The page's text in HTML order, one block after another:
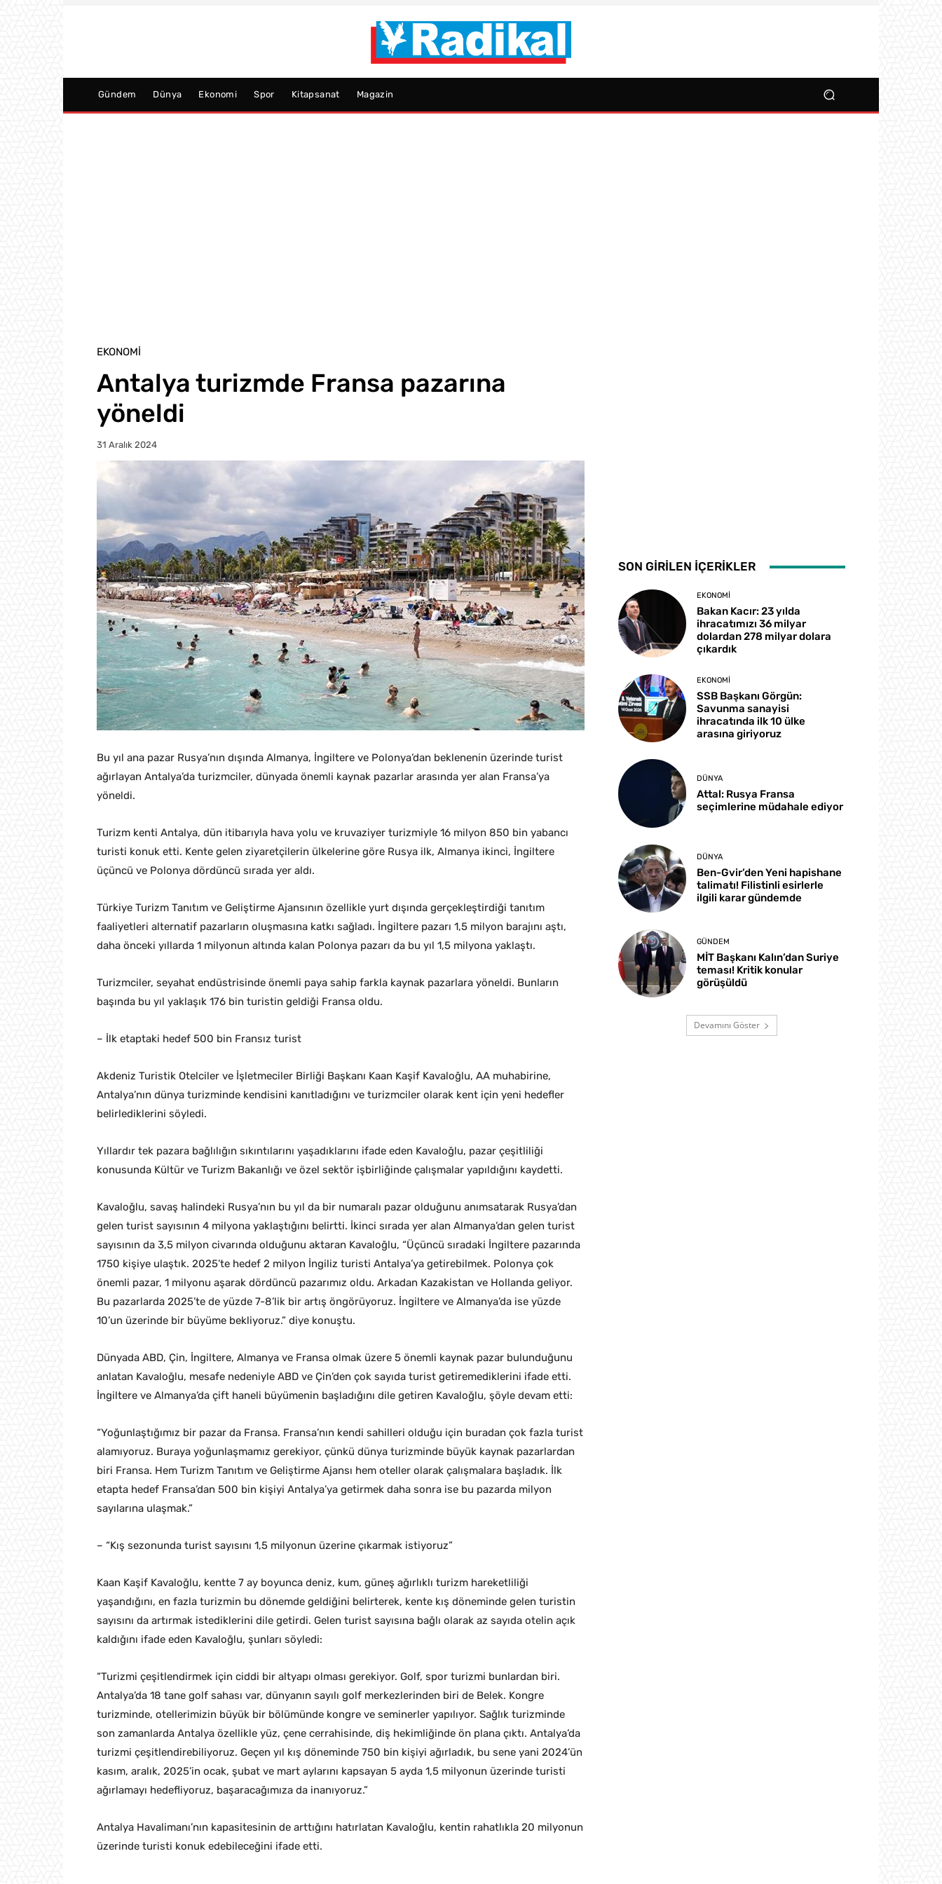
Gündem Dünya Ekonomi Spor Kitapsanat Magazin
EKONOMI
Antalya turizmde Fransa pazarına
yöneldi
31 Aralık 2024
Bu yıl ana pazar Rusya’nın dışında Almanya, İngiltere ve Polonya’dan beklenenin üzerinde turist
ağırlayan Antalya’da turizmciler, dünyada önemli kaynak pazarlar arasında yer alan Fransa’ya
yöneldi.
Turizm kenti Antalya, dün itibarıyla hava yolu ve kruvaziyer turizmiyle 16 milyon 850 bin yabancı
turisti konuk etti. Kente gelen ziyaretçilerin ülkelerine göre Rusya ilk, Almanya ikinci, İngiltere
üçüncü ve Polonya dördüncü sırada yer aldı.
Türkiye Turizm Tanıtım ve Geliştirme Ajansının özellikle yurt dışında gerçekleştirdiği tanıtım
faaliyetleri alternatif pazarların oluşmasına katkı sağladı. İngiltere pazarı 1,5 milyon barajını aştı,
daha önceki yıllarda 1 milyonun altında kalan Polonya pazarı da bu yıl 1,5 milyona yaklaştı.
Turizmciler, seyahat endüstrisinde önemli paya sahip farkla kaynak pazarlara yöneldi. Bunların
başında bu yıl yaklaşık 176 bin turistin geldiği Fransa oldu.
– İlk etaptaki hedef 500 bin Fransız turist
Akdeniz Turistik Otelciler ve İşletmeciler Birliği Başkanı Kaan Kaşif Kavaloğlu, AA muhabirine,
Antalya’nın dünya turizminde kendisini kanıtladığını ve turizmciler olarak kent için yeni hedefler
belirlediklerini söyledi.
Yıllardır tek pazara bağlılığın sıkıntılarını yaşadıklarını ifade eden Kavaloğlu, pazar çeşitliliği
konusunda Kültür ve Turizm Bakanlığı ve özel sektör işbirliğinde çalışmalar yapıldığını kaydetti.
Kavaloğlu, savaş halindeki Rusya’nın bu yıl da bir numaralı pazar olduğunu anımsatarak Rusya’dan
gelen turist sayısının 4 milyona yaklaştığını belirtti. İkinci sırada yer alan Almanya’dan gelen turist
sayısının da 3,5 milyon civarında olduğunu aktaran Kavaloğlu, “Üçüncü sıradaki İngiltere pazarında
1750 kişiye ulaştık. 2025’te hedef 2 milyon İngiliz turisti Antalya’ya getirebilmek. Polonya çok
önemli pazar, 1 milyonu aşarak dördüncü pazarımız oldu. Arkadan Kazakistan ve Hollanda geliyor.
Bu pazarlarda 2025’te de yüzde 7-8’lik bir artış öngörüyoruz. İngiltere ve Almanya’da ise yüzde
10’un üzerinde bir büyüme bekliyoruz.” diye konuştu.
Dünyada ABD, Çin, İngiltere, Almanya ve Fransa olmak üzere 5 önemli kaynak pazar bulunduğunu
anlatan Kavaloğlu, mesafe nedeniyle ABD ve Çin’den çok sayıda turist getiremediklerini ifade etti.
İngiltere ve Almanya’da çift haneli büyümenin başladığını dile getiren Kavaloğlu, şöyle devam etti:
“Yoğunlaştığımız bir pazar da Fransa. Fransa’nın kendi sahilleri olduğu için buradan çok fazla turist
alamıyoruz. Buraya yoğunlaşmamız gerekiyor, çünkü dünya turizminde büyük kaynak pazarlardan
biri Fransa. Hem Turizm Tanıtım ve Geliştirme Ajansı hem oteller olarak çalışmalara başladık. İlk
etapta hedef Fransa’dan 500 bin kişiyi Antalya’ya getirmek daha sonra ise bu pazarda milyon
sayılarına ulaşmak.”
– “Kış sezonunda turist sayısını 1,5 milyonun üzerine çıkarmak istiyoruz”
Kaan Kaşif Kavaloğlu, kentte 7 ay boyunca deniz, kum, güneş ağırlıklı turizm hareketliliği
yaşandığını, en fazla turizmin bu dönemde geldiğini belirterek, kente kış döneminde gelen turistin
sayısını da artırmak istediklerini dile getirdi. Gelen turist sayısına bağlı olarak az sayıda otelin açık
kaldığını ifade eden Kavaloğlu, şunları söyledi:
“Turizmi çeşitlendirmek için ciddi bir altyapı olması gerekiyor. Golf, spor turizmi bunlardan biri.
Antalya’da 18 tane golf sahası var, dünyanın sayılı golf merkezlerinden biri de Belek. Kongre
turizminde, otellerimizin büyük bir bölümünde kongre ve seminerler yapılıyor. Sağlık turizminde
son zamanlarda Antalya özellikle yüz, çene cerrahisinde, diş hekimliğinde ön plana çıktı. Antalya’da
turizmi çeşitlendirebiliyoruz. Geçen yıl kış döneminde 750 bin kişiyi ağırladık, bu sene yani 2024’ün
kasım, aralık, 2025’in ocak, şubat ve mart aylarını kapsayan 5 ayda 1,5 milyonun üzerinde turisti
ağırlamayı hedefliyoruz, başaracağımıza da inanıyoruz.”
Antalya Havalimanı’nın kapasitesinin de arttığını hatırlatan Kavaloğlu, kentin rahatlıkla 20 milyonun
üzerinde turisti konuk edebileceğini ifade etti.
SON GİRİLEN İÇERİKLER
EKONOMI
Bakan Kacır: 23 yılda
ihracatımızı 36 milyar
dolardan 278 milyar dolara
çıkardık
EKONOMI
SSB Başkanı Görgün:
Savunma sanayisi
ihracatında ilk 10 ülke
arasına giriyoruz
DÜNYA
Attal: Rusya Fransa
seçimlerine müdahale ediyor
DÜNYA
Ben-Gvir’den Yeni hapishane
talimatı! Filistinli esirlerle
ilgili karar gündemde
GÜNDEM
MİT Başkanı Kalın’dan Suriye
teması! Kritik konular
görüşüldü
Devamını Göster